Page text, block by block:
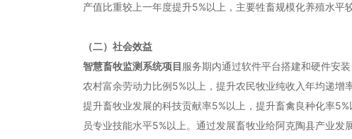
产值比重较上一年度提升5%以上，主要牲畜规模化养殖水平
（二）社会效益
智慧畜牧监测系统项目服务期内通过软件平台搭建和硬件安
农村富余劳动力比例5%以上，提升农民牧业纯收入年均递增
提升畜牧业发展的科技贡献率5%以上，提升畜禽良种化率
员专业技能水平5%以上。通过发展畜牧业给阿克陶县产业发